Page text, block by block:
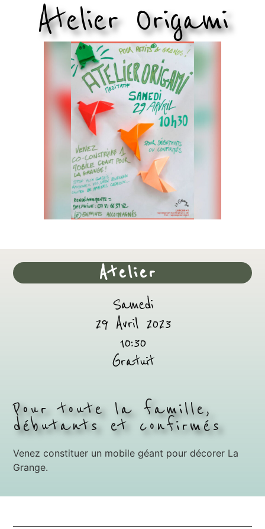
Atelier Origami
Atelier
Samedi
29 Avril 2023
10:30
Gratuit
Pour toute la famille,
débutants et confirmés
Venez constituer un mobile géant pour décorer La
Grange.